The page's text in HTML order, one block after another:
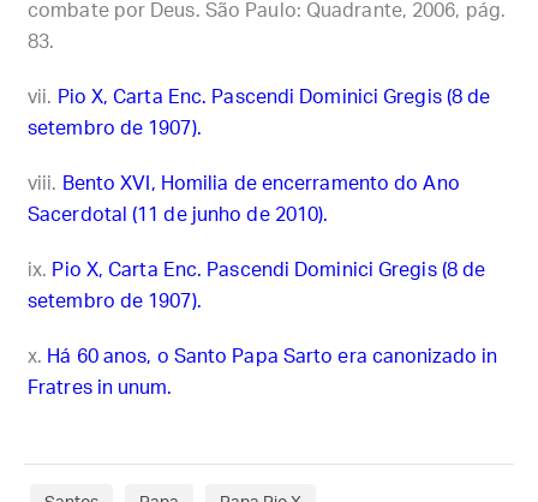
combate por Deus. São Paulo: Quadrante, 2006, pág.
83.
Pio X, Carta Enc. Pascendi Dominici Gregis (8 de
setembro de 1907).
Bento XVI, Homilia de encerramento do Ano
Sacerdotal (11 de junho de 2010).
Pio X, Carta Enc. Pascendi Dominici Gregis (8 de
setembro de 1907).
Há 60 anos, o Santo Papa Sarto era canonizado in
Fratres in unum.